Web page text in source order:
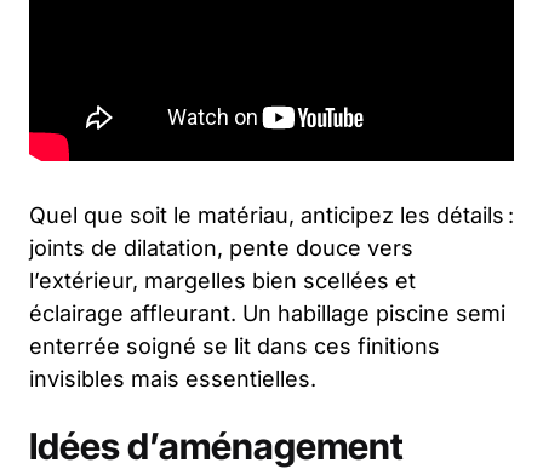
Quel que soit le matériau, anticipez les détails :
joints de dilatation, pente douce vers
l’extérieur, margelles bien scellées et
éclairage affleurant. Un habillage piscine semi
enterrée soigné se lit dans ces finitions
invisibles mais essentielles.
Idées d’aménagement